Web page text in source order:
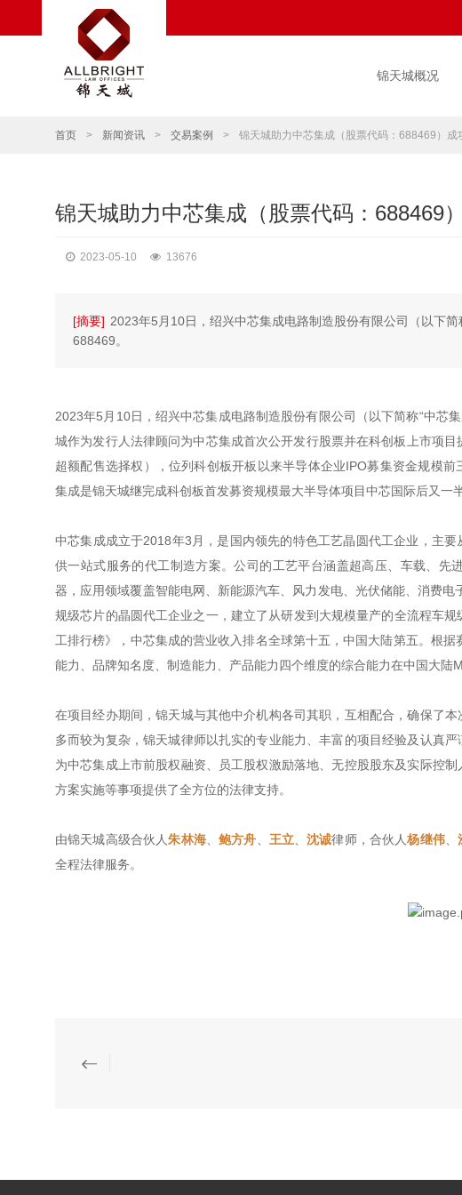
锦天城概况
首页 > 新闻资讯 > 交易案例 > 锦天城助力中芯集成（股票代码：688469）成
锦天城助力中芯集成（股票代码：688469
2023-05-10 13676
[摘要] 2023年5月10日，绍兴中芯集成电路制造股份有限公司（以下
688469。
2023年5月10日，绍兴中芯集成电路制造股份有限公司（以下简称“中芯
城作为发行人法律顾问为中芯集成首次公开发行股票并在科创板上市项
超额配售选择权），位列科创板开板以来半导体企业IPO募集资金规模
集成是锦天城继完成科创板首发募资规模最大半导体项目中芯国际后又一
中芯集成成立于2018年3月，是国内领先的特色工艺晶圆代工企业，主
供一站式服务的代工制造方案。公司的工艺平台涵盖超高压、车载、
器，应用领域覆盖智能电网、新能源汽车、风力发电、光伏储能、消费
规级芯片的晶圆代工企业之一，建立了从研发到大规模量产的全流程车
工排行榜》，中芯集成的营业收入排名全球第十五，中国大陆第五。根
能力、品牌知名度、制造能力、产品能力四个维度的综合能力在中国大陆
在项目经办期间，锦天城与其他中介机构各司其职，互相配合，确保了
多而较为复杂，锦天城律师以扎实的专业能力、丰富的项目经验及认真
为中芯集成上市前股权融资、员工股权激励落地、无控股股东及实际控
方案实施等事项提供了全方位的法律支持。
由锦天城高级合伙人朱林海、鲍方舟 王立、沈诚律师，合伙人杨继伟、
全程法律服务。